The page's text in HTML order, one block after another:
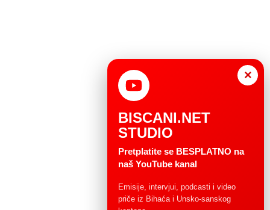
×
BISCANI.NET
STUDIO
Pretplatite se BESPLATNO na
naš YouTube kanal
Emisije, intervjui, podcasti i video
priče iz Bihaća i Unsko-sanskog